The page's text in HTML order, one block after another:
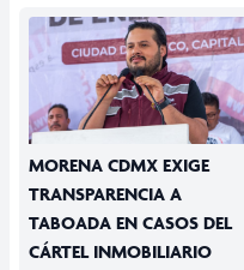
MORENA CDMX EXIGE
TRANSPARENCIA A
TABOADA EN CASOS DEL
CÁRTEL INMOBILIARIO